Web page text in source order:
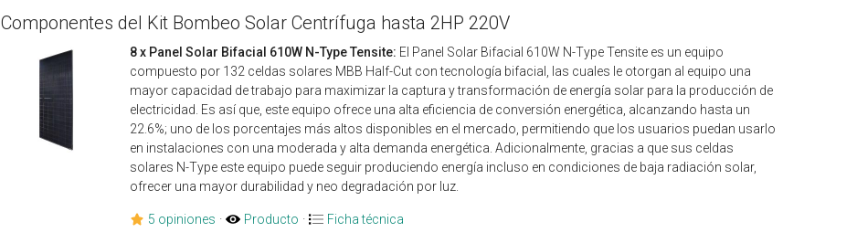
Componentes del Kit Bombeo Solar Centrífuga hasta 2HP 220V
8 x Panel Solar Bifacial 610W N-Type Tensite: El Panel Solar Bifacial 610W N-Type Tensite es un equipo
compuesto por 132 celdas solares MBB Half-Cut con tecnología bifacial, las cuales le otorgan al equipo una
mayor capacidad de trabajo para maximizar la captura y transformación de energía solar para la producción de
electricidad. Es así que, este equipo ofrece una alta eficiencia de conversión energética, alcanzando hasta un
22.6%; uno de los porcentajes más altos disponibles en el mercado, permitiendo que los usuarios puedan usarlo
en instalaciones con una moderada y alta demanda energética. Adicionalmente, gracias a que sus celdas
solares N-Type este equipo puede seguir produciendo energía incluso en condiciones de baja radiación solar,
ofrecer una mayor durabilidad y neo degradación por luz.
5 opiniones · Producto · Ficha técnica